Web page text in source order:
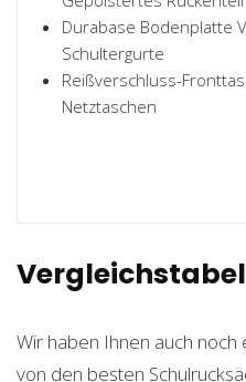
Durabase Bodenplatte
Schultergurte
Reißverschluss-
Netztaschen
Wir haben Ihnen auch noch
von den besten